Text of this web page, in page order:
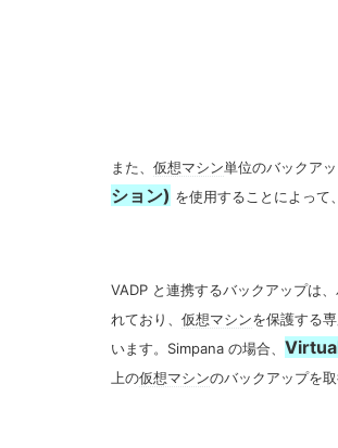
また、 仮想マシン単位のバックア
ション) を使用することによって、
VADP と連携するバックアップは
れており、 仮想マシンを保護する
います。Simpana の場合、
上の仮想マシンのバックアップを取